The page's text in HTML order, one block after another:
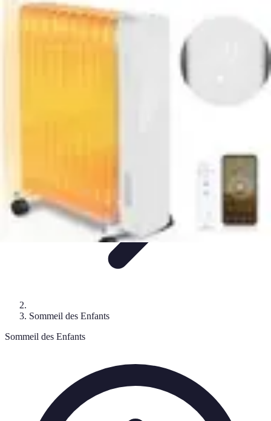
Conseils Sommeil
Erreurs CourantesNutrition et Sommeil
Sommeil
Astuces de Sommeil Habitudes de Sommeil
Sommeil des Enfants
Sommeil des Enfants